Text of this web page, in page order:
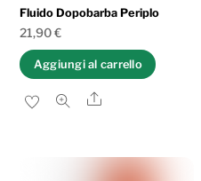
Fluido Dopobarba Periplo
21,90€
Aggiungi al carrello
Share